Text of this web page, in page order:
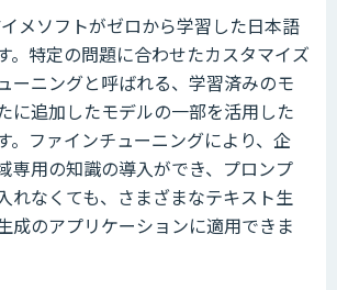
メソフトがゼロから学習した日本語
。特定の問題に合わせたカスタマイズ
ーニングと呼ばれる、学習済みのモ
に追加したモデルの一部を活用した
。ファインチューニングにより、企
専用の知識の導入ができ、プロンプ
れなくても、さまざまなテキスト生
成のアプリケーションに適用できま